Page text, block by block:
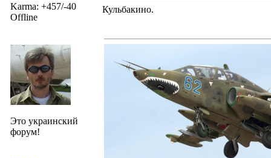
Karma: +457/-40
Offline
Это украинский
форум!
Кульбакино.